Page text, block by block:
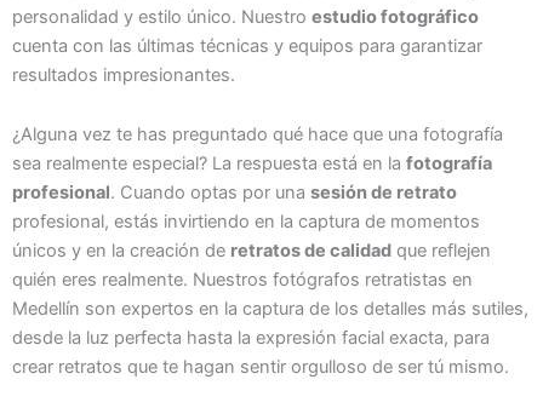
personalidad y estilo único. Nuestro estudio fotográfico
cuenta con las últimas técnicas y equipos para garantizar
resultados impresionantes.
¿Alguna vez te has preguntado qué hace que una fotografía
sea realmente especial? La respuesta está en la fotografía
profesional. Cuando optas por una sesión de retrato
profesional, estás invirtiendo en la captura de momentos
únicos y en la creación de retratos de calidad que reflejen
quién eres realmente. Nuestros fotógrafos retratistas en
Medellín son expertos en la captura de los detalles más sutiles,
desde la luz perfecta hasta la expresión facial exacta, para
crear retratos que te hagan sentir orgulloso de ser tú mismo.